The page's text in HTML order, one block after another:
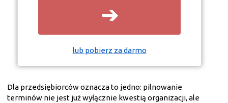
➔
lub pobierz za darmo
Dla przedsiębiorców oznacza to jedno: pilnowanie
terminów nie jest już wyłącznie kwestią organizacji, ale